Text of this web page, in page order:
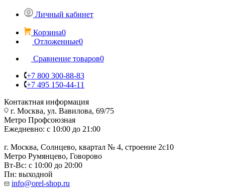
Личный кабинет
Корзина0
Отложенные0
Сравнение товаров0
+7 800 300-88-83
+7 495 150-44-11
Контактная информация
г. Москва, ул. Вавилова, 69/75
Метро Профсоюзная
Ежедневно: с 10:00 до 21:00
г. Москва, Солнцево, квартал № 4, строение 2с10
Метро Румянцево, Говорово
Вт-Вс: с 10:00 до 20:00
Пн: выходной
info@orel-shop.ru